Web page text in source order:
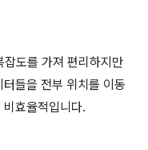
도를 가져 편리하지만
들을 전부 위치를 이동
효율적입니다.